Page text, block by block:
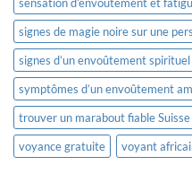
sensation d’envoûtement et
signes de magie noire sur une
signes d’un envoûtement spirituel
symptômes d’un envoûtement
trouver un marabout fiable Suisse
voyance gratuite
voyant